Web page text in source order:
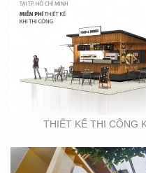
THIẾT KẾ THI CÔNG
THIẾT KẾ- THI CÔNG
BẢNG HIỆU ” NHA
NH